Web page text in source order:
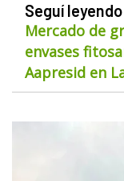
Seguí leyendo
Mercado de
envases
Aapresid en